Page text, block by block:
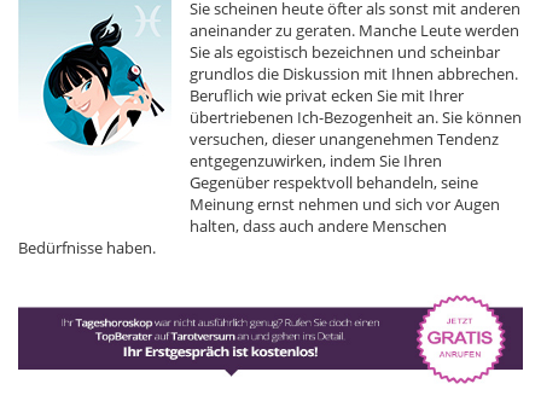
Sie scheinen heute öfter als sonst mit anderen
aneinander zu geraten. Manche Leute werden
Sie als egoistisch bezeichnen und scheinbar
grundlos die Diskussion mit Ihnen abbrechen.
Beruflich wie privat ecken Sie mit Ihrer
übertriebenen Ich-Bezogenheit an. Sie können
versuchen, dieser unangenehmen Tendenz
entgegenzuwirken, indem Sie Ihren
Gegenüber respektvoll behandeln, seine
Meinung ernst nehmen und sich vor Augen
halten, dass auch andere Menschen
Bedürfnisse haben.